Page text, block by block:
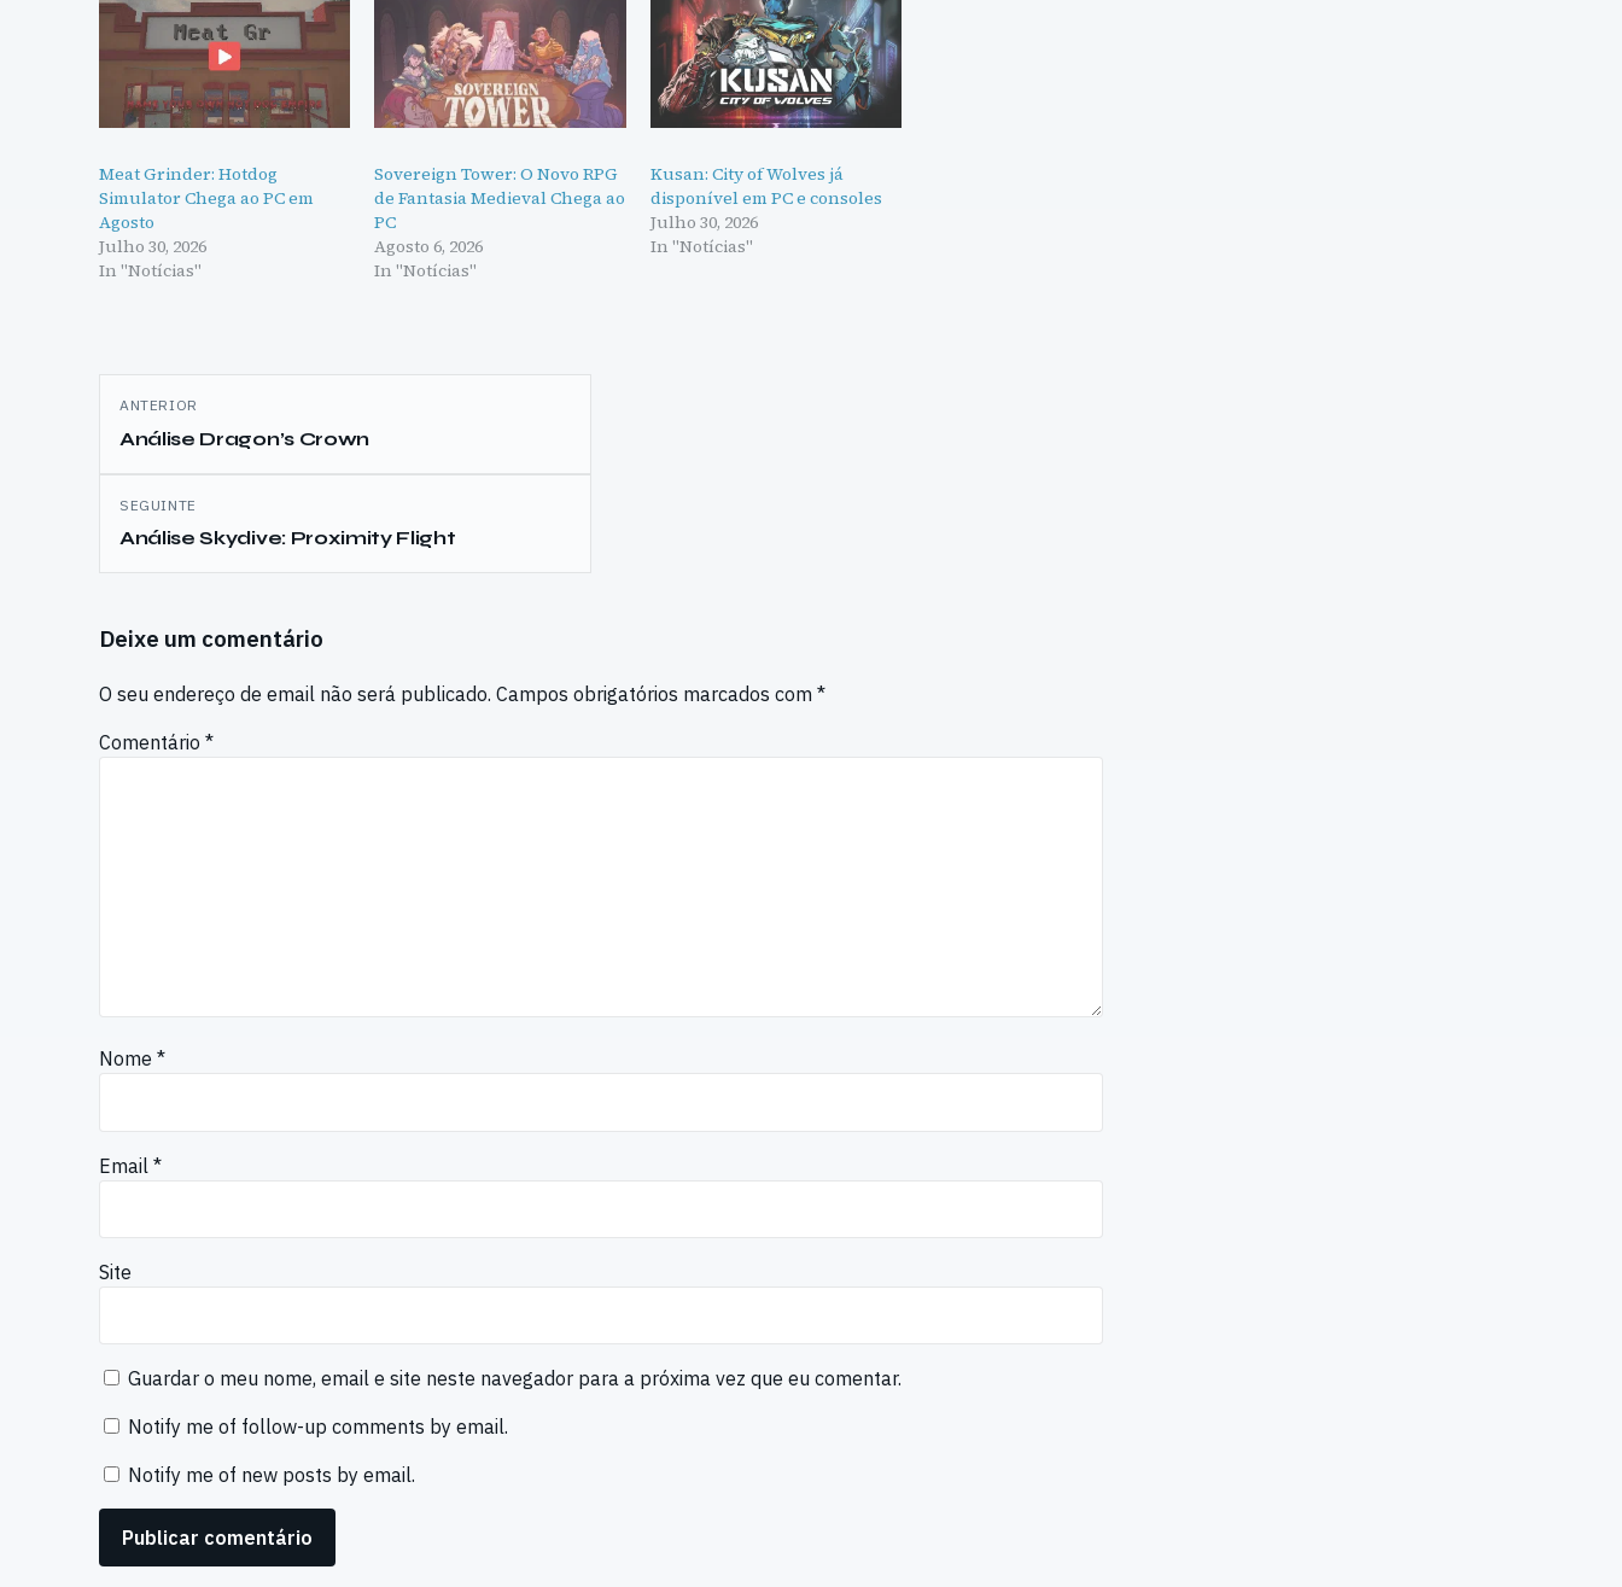
Meat Grinder: Hotdog
Simulator Chega ao PC em
Agosto
Julho 30, 2026
In "Notícias"
Sovereign Tower: O Novo RPG
de Fantasia Medieval Chega ao
PC
Agosto 6, 2026
In "Notícias"
Kusan: City of Wolves já
disponível em PC e consoles
Julho 30, 2026
In "Notícias"
Navegação
de
artigos
ANTERIOR
Análise Dragon’s Crown
SEGUINTE
Análise Skydive: Proximity Flight
Deixe um comentário
O seu endereço de email não será publicado. Campos obrigatórios marcados com *
Comentário *
Nome *
Email *
Site
Guardar o meu nome, email e site neste navegador para a próxima vez que eu comentar.
Notify me of follow-up comments by email.
Notify me of new posts by email.